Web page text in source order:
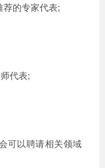
荐的专家代表;
代表;
以聘请相关领域